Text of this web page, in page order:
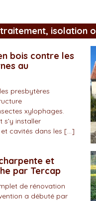
isolation
bois contre les
au
presbytères
xylophages.
s’y installer
cavités dans les […]
et
par Tercap
de rénovation
a débuté par